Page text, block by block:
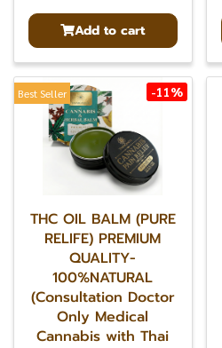
Add to cart
Best Seller -11%
THC OIL BALM (PURE
RELIFE) PREMIUM
QUALITY-
100%NATURAL
(Consultation Doctor
Only Medical
Cannabis with Thai